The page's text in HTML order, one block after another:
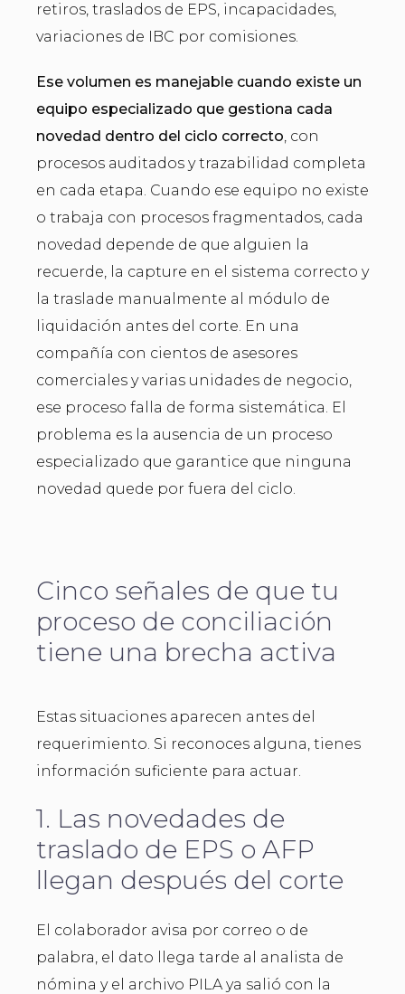
retiros, traslados de EPS, incapacidades,
variaciones de IBC por comisiones.
Ese volumen es manejable cuando existe un
equipo especializado que gestiona cada
novedad dentro del ciclo correcto, con
procesos auditados y trazabilidad completa
en cada etapa. Cuando ese equipo no existe
o trabaja con procesos fragmentados, cada
novedad depende de que alguien la
recuerde, la capture en el sistema correcto y
la traslade manualmente al módulo de
liquidación antes del corte. En una
compañía con cientos de asesores
comerciales y varias unidades de negocio,
ese proceso falla de forma sistemática. El
problema es la ausencia de un proceso
especializado que garantice que ninguna
novedad quede por fuera del ciclo.
Cinco señales de que tu
proceso de conciliación
tiene una brecha activa
Estas situaciones aparecen antes del
requerimiento. Si reconoces alguna, tienes
información suficiente para actuar.
1. Las novedades de
traslado de EPS o AFP
llegan después del corte
El colaborador avisa por correo o de
palabra, el dato llega tarde al analista de
nómina y el archivo PILA ya salió con la